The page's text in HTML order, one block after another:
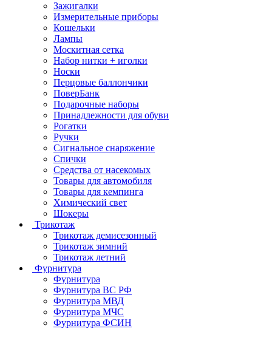
Зажигалки
Измерительные приборы
Кошельки
Лампы
Москитная сетка
Набор нитки + иголки
Носки
Перцовые баллончики
ПоверБанк
Подарочные наборы
Принадлежности для обуви
Рогатки
Ручки
Сигнальное снаряжение
Спички
Средства от насекомых
Товары для автомобиля
Товары для кемпинга
Химический свет
Шокеры
Трикотаж
Трикотаж демисезонный
Трикотаж зимний
Трикотаж летний
Фурнитура
Фурнитура
Фурнитура ВС РФ
Фурнитура МВД
Фурнитура МЧС
Фурнитура ФСИН